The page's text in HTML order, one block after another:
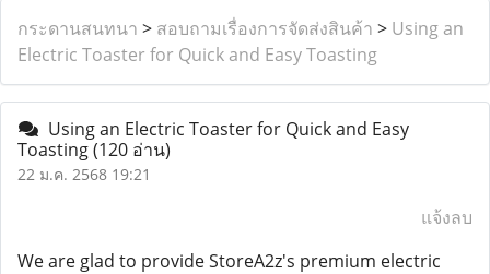
กระดานสนทนา > สอบถามเรื่องการจัดส่งสินค้า > Using an
Electric Toaster for Quick and Easy Toasting
Using an Electric Toaster for Quick and Easy
Toasting(120 อ่าน)
22 ม.ค. 2568 19:21
แจ้งลบ
We are glad to provide StoreA2z's premium electric